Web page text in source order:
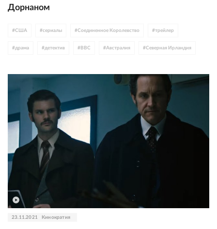
Дорнаном
#США #сериалы #Соединенное Королевство #трейлер
# драма # детектив # BBC #Австралия #Северная Ирландия
23.11.2021 Кинократия